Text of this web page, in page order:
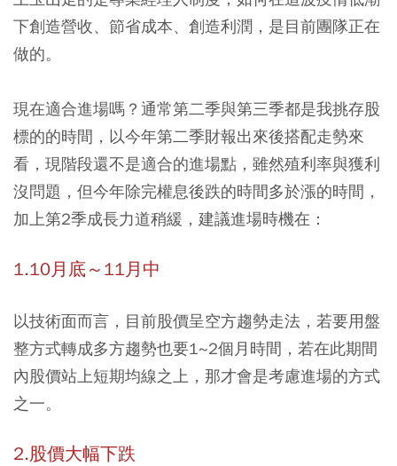
下創造營收、節省成本、創造利潤，是目前團隊正在
做的。
現在適合進場嗎？ 通常第二季與第三季都是我挑存股
標的的時間，以今年第二季財報出來後搭配走勢來
看 ，現階段還不是適合的進場點，雖然殖利率與獲利
沒問題，但今年除完權息後跌的時間多於漲的時間，
加上第2季成長力道稍緩，建議進場時機在：
1.10月底～11月中
以技術面而言，目前股價呈空方趨勢走法，若要用盤
整方式轉成多方趨勢也要1~2個月時間，若在此期間
內股價站上短期均線之上，那才會是考慮進場的方式
之一。
2.股價大幅下跌